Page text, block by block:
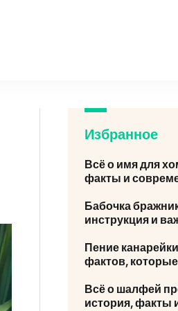
Избранное
Всё о имя для
факты и
Бабочка
инструкция и
Пение
фактов,
Всё о шалфей
история, факты